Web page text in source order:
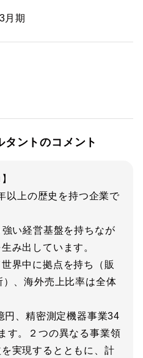
月期
タントのコメント
上の歴史を持つ企業で
い経営基盤を持ちなが
み出しています。
界中に拠点を持ち（販
、海外売上比率は全体
、精密測定機器事業34
す。２つの異なる事業領
実現するとともに、計